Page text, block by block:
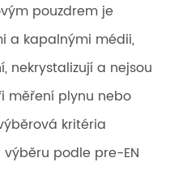
pouzdrem je
a kapalnými médii,
nekrystalizují a nejsou
měření plynu nebo
kritéria
podle pre-EN